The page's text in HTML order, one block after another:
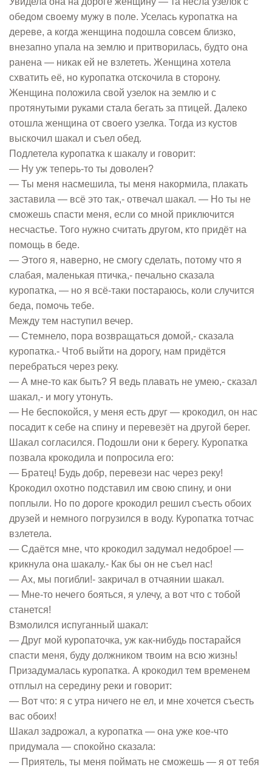
обедом своему мужу в поле. Уселась куропатка на
дереве, а когда женщина подошла совсем близко,
внезапно упала на землю и притворилась, будто она
ранена — никак ей не взлететь. Женщина хотела
схватить её, но куропатка отскочила в сторону.
Женщина положила свой узелок на землю и с
протянутыми руками стала бегать за птицей. Далеко
отошла женщина от своего узелка. Тогда из кустов
выскочил шакал и съел обед.
Подлетела куропатка к шакалу и говорит:
— Ну уж теперь-то ты доволен?
— Ты меня насмешила, ты меня накормила, плакать
заставила — всё это так,- отвечал шакал. — Но ты не
сможешь спасти меня, если со мной приключится
несчастье. Того нужно считать другом, кто придёт на
помощь в беде.
— Этого я, наверно, не смогу сделать, потому что я
слабая, маленькая птичка,- печально сказала
куропатка, — но я всё-таки постараюсь, коли случится
беда, помочь тебе.
Между тем наступил вечер.
— Стемнело, пора возвращаться домой,- сказала
куропатка.- Чтоб выйти на дорогу, нам придётся
перебраться через реку.
— А мне-то как быть? Я ведь плавать не умею,- сказал
шакал,- и могу утонуть.
— Не беспокойся, у меня есть друг — крокодил, он нас
посадит к себе на спину и перевезёт на другой берег.
Шакал согласился. Подошли они к берегу. Куропатка
позвала крокодила и попросила его:
— Братец! Будь добр, перевези нас через реку!
Крокодил охотно подставил им свою спину, и они
поплыли. Но по дороге крокодил решил съесть обоих
друзей и немного погрузился в воду. Куропатка тотчас
взлетела.
— Сдаётся мне, что крокодил задумал недоброе! —
крикнула она шакалу.- Как бы он не съел нас!
— Ах, мы погибли!- закричал в отчаянии шакал.
— Мне-то нечего бояться, я улечу, а вот что с тобой
станется!
Взмолился испуганный шакал:
— Друг мой куропаточка, уж как-нибудь постарайся
спасти меня, буду должником твоим на всю жизнь!
Призадумалась куропатка. А крокодил тем временем
отплыл на середину реки и говорит:
— Вот что: я с утра ничего не ел, и мне хочется съесть
вас обоих!
Шакал задрожал, а куропатка — она уже кое-что
придумала — спокойно сказала:
— Приятель, ты меня поймать не сможешь — я от тебя